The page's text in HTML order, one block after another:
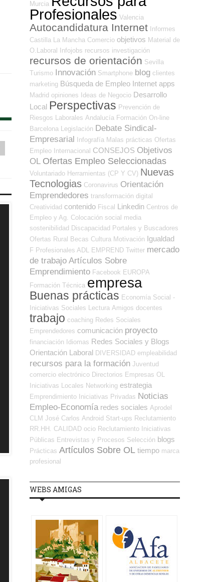
Murcia
Profesionales Valencia
Autocandidatura Internet Informes
Castilla La Mancha Comercio objetivos Material de
O.Laboral
Infojobs recursos investigación
recursos de orientación Sevilla
Turismo Innovación Smartphone blog clientes
marketing Búsqueda de Empleo Internet apps
Madrid opiniones Ideas de Negocio Desarrollo
Local Perspectivas Prevención de
Riesgos Laborales Andalucía Formación On-line
Barcelona
Legislación Debate Sindical-
Empresarial
Infografía Malas prácticas Ofertas
Empleo Internacional CONSEJOS Objetivos
OL Ofertas Empleo Seleccionadas
Voluntariado Herramientas (CP Y CV) Nuevas
Tecnologias Coronavirus Orientación
Emprendedores transformación digital
Creatividad contenido Fiscal Linkedin Centros de
Empleo y Ag. Colocación social media
sostenibilidad Discapacidad Portales y Buscadores
Ofertas Rural Becas Cultura Motivación Igualdad
F Profesionales ADL EMPREND Twitter mercado
de trabajo Artículos Sobre
Emprendimiento Facebook EUROPA
Formación Técnica empresa
Buenas prácticas Economía Social -
Iniciativas Sociales
Lectura Amigos docentes
trabajo coaching Redes Sociales
Emprendedores comunicación proyecto
financiación Idiomas Redes Sociales y Blogs
Orientación Laboral DIVERSIDAD empleabilidad
recursos para la formación Juventud
comercio electrónico Directorios Empresas OL
Iniciativas Locales Networking estrategia
Emprendimiento Iniciativas Privadas Noticias
Empleo-Economía redes sociales Aprodel
CLM José Carlos Android Start-ups Reclutamiento
RR.HH.
CALIDAD ocio Reclutamiento Iniciativas
Públicas Entrevistas y Procesos Selección blogs
Prácticas Artículos Sobre OL tiempo marca
profesional
WEBS AMIGAS